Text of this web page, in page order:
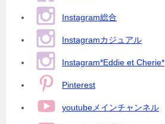
Instagram総合
Instagramカジュアル
Instagram*Eddie et Cherie*
Pinterest
youtubeメインチャンネル